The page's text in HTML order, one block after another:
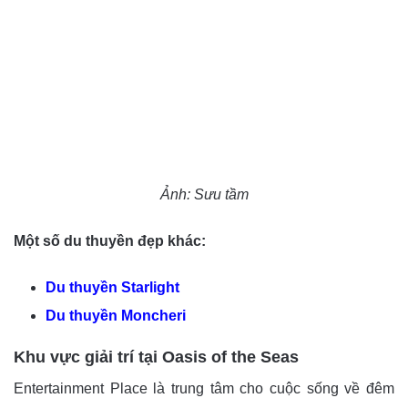
Ảnh: Sưu tầm
Một số du thuyền đẹp khác:
Du thuyền Starlight
Du thuyền Moncheri
Khu vực giải trí tại Oasis of the Seas
Entertainment Place là trung tâm cho cuộc sống về đêm